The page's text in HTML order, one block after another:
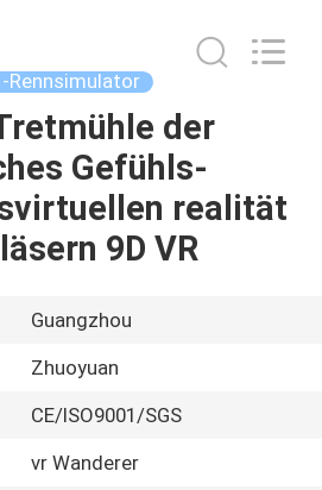
-Rennsimulator
der
Gefühls-
realität
9D VR
Guangzhou
Zhuoyuan
CE/ISO9001/SGS
vr Wanderer